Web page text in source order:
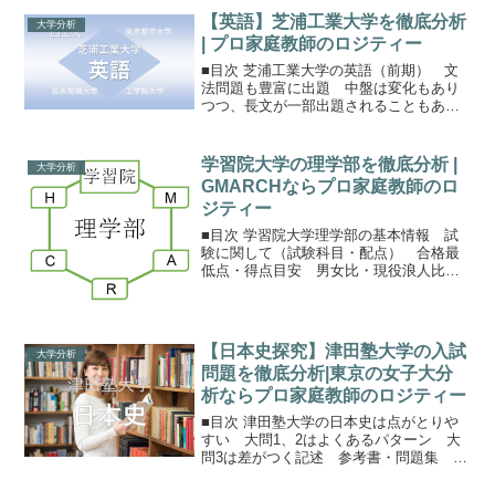
わりますが、基本的な科目や形式は同じ
です。独自試験で数学...
大学分析
【英語】芝浦工業大学を徹底分析
| プロ家庭教師のロジティー
■目次 芝浦工業大学の英語（前期） 文
法問題も豊富に出題 中盤は変化もあり
つつ、長文が一部出題されることもあ
浦工業大学の英語芝浦工業大学のメイン
の入試は前期と全学部統一...
大学分析
学習院大学の理学部を徹底分析 |
GMARCHならプロ家庭教師のロ
ジティー
■目次 学習院大学理学部の基本情報 試
験に関して（試験科目・配点） 合格最
低点・得点目安 男女比・現役浪人比・
学科 生命科学科...
大学分析
【日本史探究】津田塾大学の入試
問題を徹底分析|東京の女子大分
析ならプロ家庭教師のロジティー
■目次 津田塾大学の日本史は点がとりや
すい 大問1、2はよくあるパターン 大
問3は差がつく記述 参考書・問題集 ま